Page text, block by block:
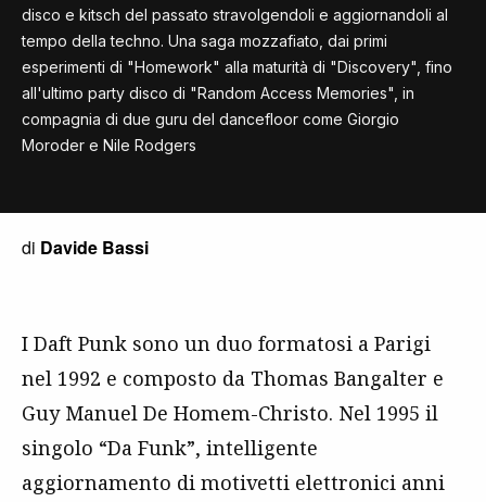
disco e kitsch del passato stravolgendoli e aggiornandoli al
tempo della techno. Una saga mozzafiato, dai primi
esperimenti di "Homework" alla maturità di "Discovery", fino
all'ultimo party disco di "Random Access Memories", in
compagnia di due guru del dancefloor come Giorgio
Moroder e Nile Rodgers
di Davide Bassi
I Daft Punk sono un duo formatosi a Parigi
nel 1992 e composto da Thomas Bangalter e
Guy Manuel De Homem-Christo. Nel 1995 il
singolo “Da Funk”, intelligente
aggiornamento di motivetti elettronici anni